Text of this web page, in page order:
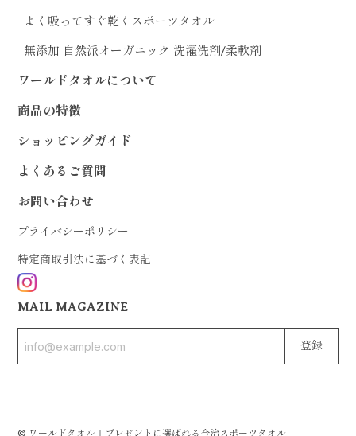
よく吸ってすぐ乾くスポーツタオル
無添加 自然派オーガニック 洗濯洗剤/柔軟剤
ワールドタオルについて
商品の特徴
ショッピングガイド
よくあるご質問
お問い合わせ
プライバシーポリシー
特定商取引法に基づく表記
MAIL MAGAZINE
登録
© ワールドタオル｜プレゼントに選ばれる今治スポーツタオル